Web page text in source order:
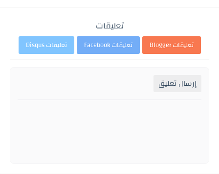
تعليقات
تعليقات Blogger تعليقات Facebook تعليقات Disqus
إرسال تعليق